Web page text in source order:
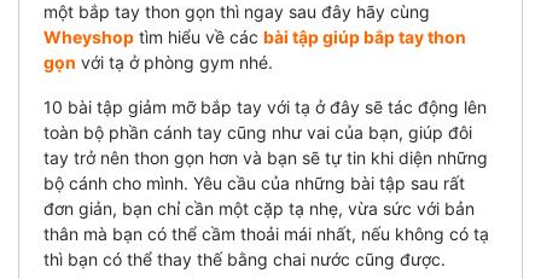
một bắp tay thon gọn thì ngay sau đây hãy cùng
Wheyshop tìm hiểu về các bài tập giúp bắp tay thon
gọn với tạ ở phòng gym nhé.
10 bài tập giảm mỡ bắp tay với tạ ở đây sẽ tác động lên
toàn bộ phần cánh tay cũng như vai của bạn, giúp đôi
tay trở nên thon gọn hơn và bạn sẽ tự tin khi diện những
bộ cánh cho mình. Yêu cầu của những bài tập sau rất
đơn giản, bạn chỉ cần một cặp tạ nhẹ, vừa sức với bản
thân mà bạn có thể cầm thoải mái nhất, nếu không có tạ
thì bạn có thể thay thế bằng chai nước cũng được.